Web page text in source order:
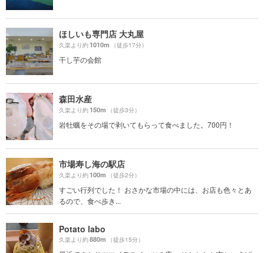
ほしいも専門店 大丸屋
久楽より約1010m （徒歩17分）
干し芋の会館
森田水産
久楽より約150m （徒歩3分）
岩牡蠣をその場で剥いてもらって食べました。700円！
市場寿し海の駅店
久楽より約100m （徒歩2分）
すごい行列でした！ おさかな市場の中には、お店も色々とあ
るので、食べ歩き...
Potato labo
久楽より約880m （徒歩15分）